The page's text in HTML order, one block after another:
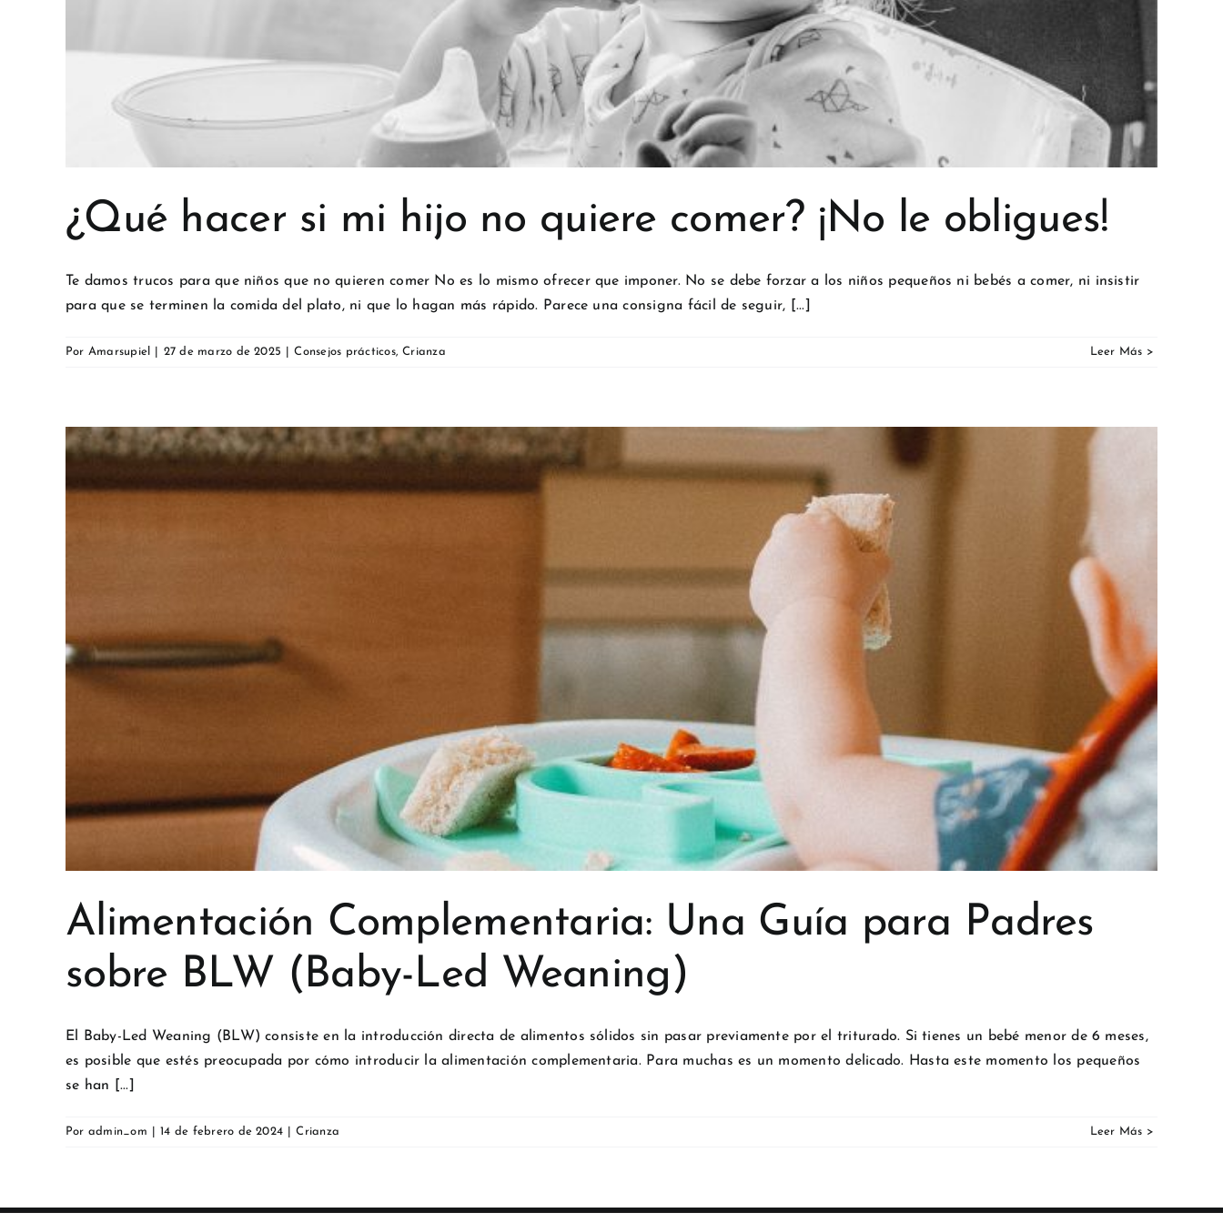
¿Qué hacer si mi hijo no quiere comer? ¡No le obligues!
Te damos trucos para que niños que no quieren comer No es lo mismo ofrecer que imponer. No se debe forzar a los niños pequeños ni bebés a comer, ni insistir
para que se terminen la comida del plato, ni que lo hagan más rápido. Parece una consigna fácil de seguir, [...]
Por Amarsupiel 27 de marzo de 2025 Consejos prácticos,Crianza
Alimentación Complementaria: Una Guía para Padres
sobre BLW (Baby-Led Weaning)
El Baby-Led Weaning (BLW) consiste en la introducción directa de alimentos sólidos sin pasar previamente por el triturado. Si tienes un bebé menor de 6 meses,
es posible que estés preocupada por cómo introducir la alimentación complementaria. Para muchas es un momento delicado. Hasta este momento los pequeños
se han [...]
Por admin_om 14 de febrero de 2024 Crianza